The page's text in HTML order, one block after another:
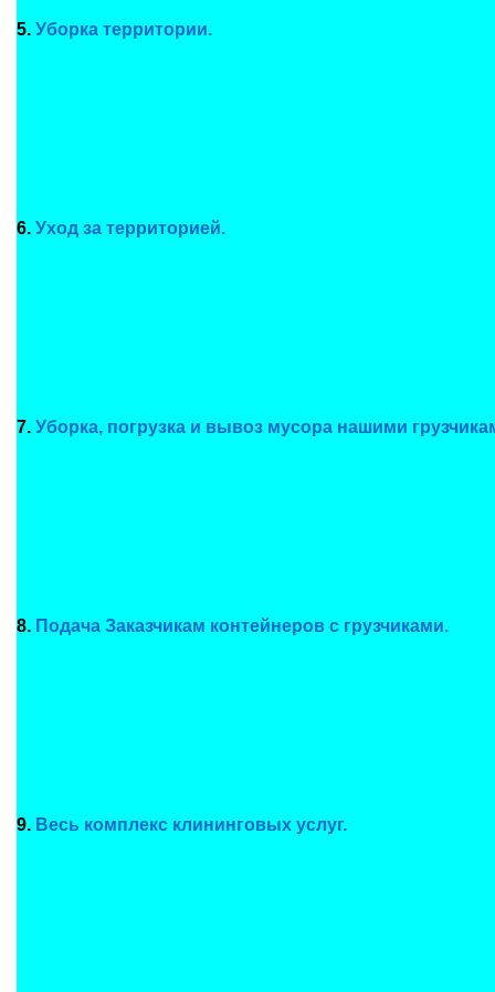
5. Уборка территории.
6. Уход за территорией.
7. Уборка, погрузка и вывоз мусора нашими
8. Подача Заказчикам контейнеров с грузчиками.
9. Весь комплекс клининговых услуг.